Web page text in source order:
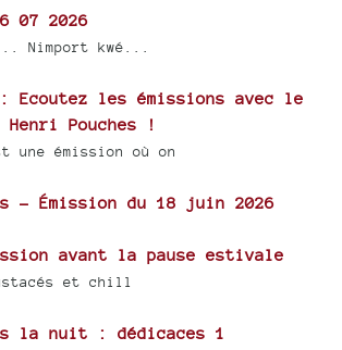
07 2026
Nimport kwé...
: Ecoutez les émissions avec le
Henri Pouches !
une émission où on
- Émission du 18 juin 2026
avant la pause estivale
et chill
la nuit : dédicaces 1